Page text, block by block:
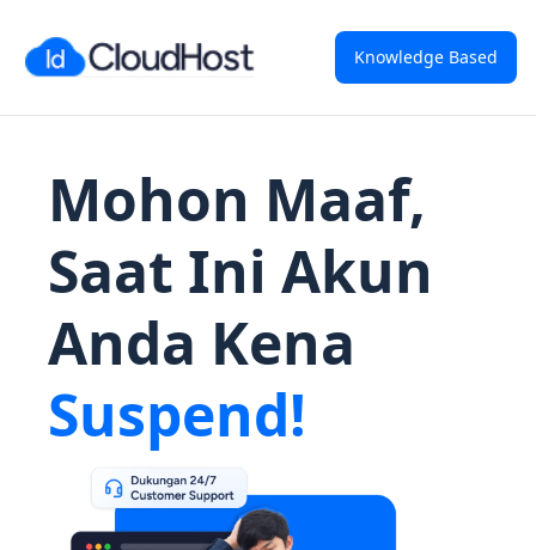
Knowledge Based
Mohon Maaf,
Saat Ini Akun
Anda Kena
Suspend!